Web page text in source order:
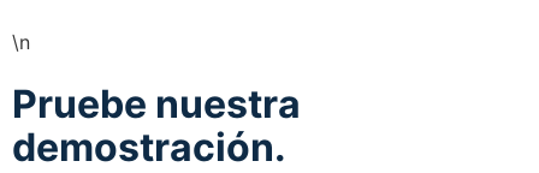
\n
Pruebe nuestra
demostración.